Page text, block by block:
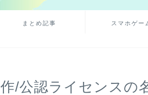
まとめ記事 スマホゲー
/公認ライセンスの